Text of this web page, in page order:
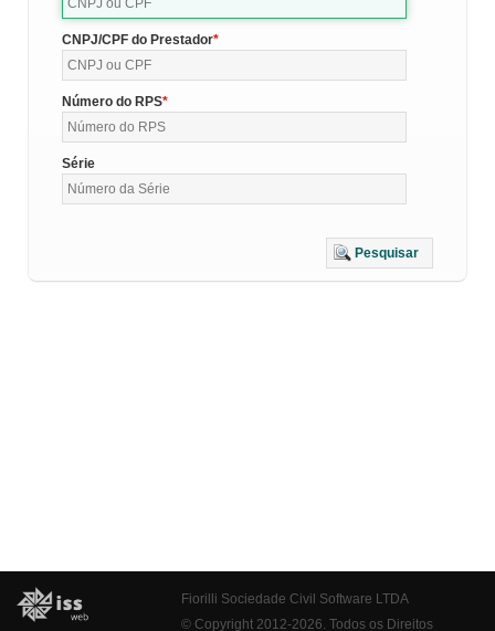
CNPJ/CPF do Prestador
Número do RPS
Série
Pesquisar
Fiorilli Sociedade Civil Software LTDA
© Copyright 2012-2026. Todos os Direitos